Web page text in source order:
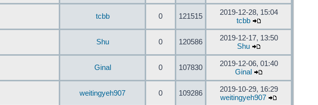
tcbb 0 121515
2019-12-28, 15:04
tcbb
Shu 0 120586
2019-12-17, 13:50
Shu
Ginal 0 107830
2019-12-06, 01:40
Ginal
weitingyeh907 0 109286
2019-10-29, 16:29
weitingyeh907